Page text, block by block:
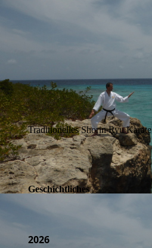
Traditionelles Shorin Ryu Karate
Geschichtliches
2026